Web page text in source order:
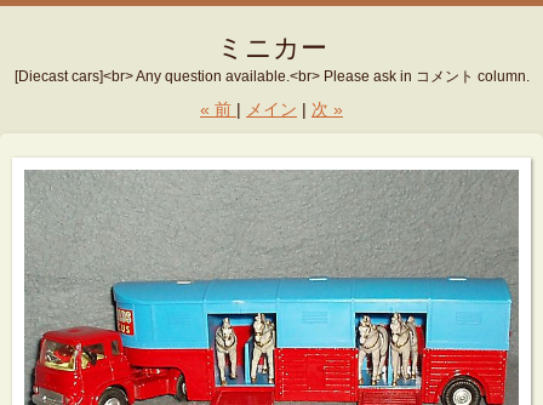
ミニカー
[Diecast cars]<br> Any question available.<br> Please ask in コメント column.
« 前 メイン 次 »